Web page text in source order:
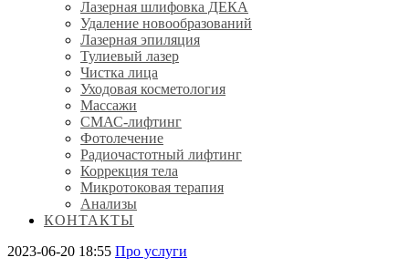
Лазерная шлифовка ДЕКА
Удаление новообразований
Лазерная эпиляция
Тулиевый лазер
Чистка лица
Уходовая косметология
Массажи
СМАС-лифтинг
Фотолечение
Радиочастотный лифтинг
Коррекция тела
Микротоковая терапия
Анализы
КОНТАКТЫ
2023-06-20 18:55 Про услуги